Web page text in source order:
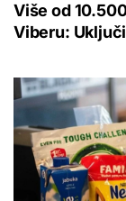
Više od
Viberu: